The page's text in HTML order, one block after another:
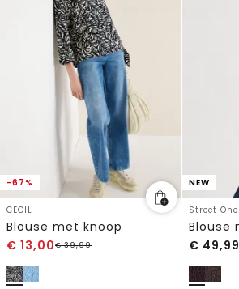
-67%
CECIL
Blouse met knoop
€ 13,00€39,99
NEW
Street One
€ 49,99